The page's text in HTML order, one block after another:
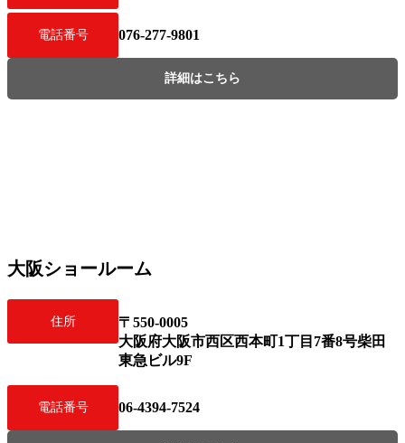
電話番号 076-277-9801
詳細はこちら
大阪ショールーム
住所
〒550-0005
⼤阪府⼤阪市⻄区⻄本町1丁⽬7番8号柴⽥
東急ビル9F
電話番号 06-4394-7524